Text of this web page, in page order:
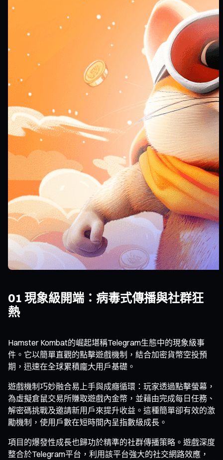
01 現象級開端：病毒式傳播與社群狂
熱
Hamster Kombat的崛起堪稱Telegram生態中的現象級事
件。它以簡單直觀的點擊遊戲機制，結合加密貨幣空投預
期，迅速在全球累積龐大用戶基礎。
遊戲機制巧妙融合易上手與成癮循環：玩家透過點擊螢幕，
為虛擬倉鼠交易所賺取遊戲內金幣，並藉由完成每日任務、
解密碼挑戰及邀請新用戶來提升收益。這種簡單卻有效的激
勵機制，使用戶數在短時間內呈指數級成長。
項目的爆發性成長也歸功於精準的社群傳播策略。遊戲深度
整合於Telegram平台，利用該平台強大的社交網路效應，